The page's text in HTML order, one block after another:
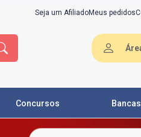
Seja um AfiliadoMeus pedidos
Concursos